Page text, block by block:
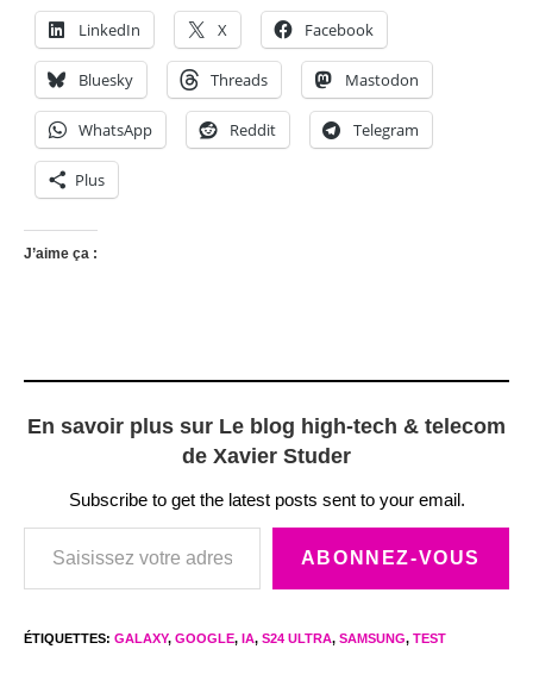
LinkedIn X Facebook
Bluesky Threads Mastodon
WhatsApp Reddit Telegram
Plus
J’aime ça :
En savoir plus sur Le blog high-tech & telecom
de Xavier Studer
Subscribe to get the latest posts sent to your email.
Saisissez votre adresse e-mail…
ABONNEZ-VOUS
ÉTIQUETTES: GALAXY, GOOGLE, IA, S24 ULTRA, SAMSUNG, TEST